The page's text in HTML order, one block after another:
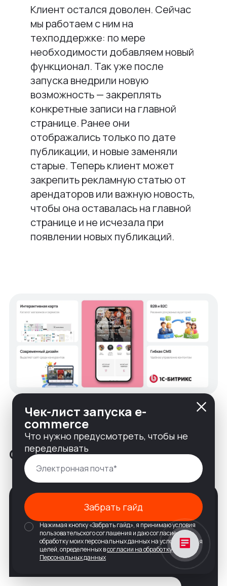
Клиент остался доволен. Сейчас
мы работаем с ним на
техподдержке: по мере
необходимости добавляем новый
функционал. Так уже после
запуска внедрили новую
возможность — закреплять
конкретные записи на главной
странице. Ранее они
отображались только по дате
публикации, и новые заменяли
старые. Теперь клиент может
закрепить рекламную статью от
арендаторов или важную новость,
чтобы она оставалась на главной
странице и не исчезала при
появлении новых публикаций.
Отзывы
Чек-лист запуска e-
commerce
Что нужно предусмотреть, чтобы не
переделывать
Забрать гайд
Нажимая кнопку «Забрать гайд», я принимаю условия
пользовательского соглашения и даю согласие на
обработку моих персональных данных на условиях и для
целей, определенных всогласии на обработку
Персональных данных